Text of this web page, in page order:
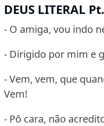
DEUS LITERAL
- O amiga, vou indo
- Dirigido por mim e
- Vem, vem, que
Vem!
- Pô cara, não